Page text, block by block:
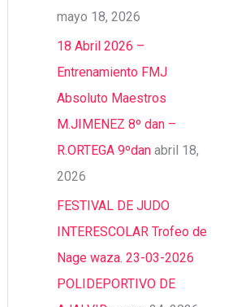
mayo 18, 2026
18 Abril 2026 –
Entrenamiento FMJ
Absoluto Maestros
M.JIMENEZ 8º dan –
R.ORTEGA 9ºdan abril 18,
2026
FESTIVAL DE JUDO
INTERESCOLAR Trofeo de
Nage waza. 23-03-2026
POLIDEPORTIVO DE